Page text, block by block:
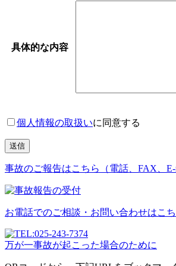
具体的な内容
個人情報の取扱いに同意する
事故のご報告はこちら（電話、FAX、
お電話でのご相談・お問い合わせはこ
万が一事故が起こった場合のために